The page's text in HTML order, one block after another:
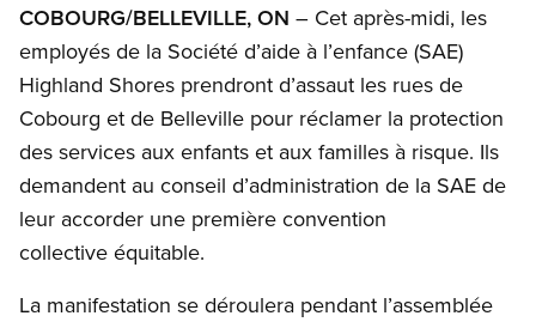
COBOURG/BELLEVILLE, ON – Cet après-midi, les
employés de la Société d’aide à l’enfance (SAE)
Highland Shores prendront d’assaut les rues de
Cobourg et de Belleville pour réclamer la protection
des services aux enfants et aux familles à risque. Ils
demandent au conseil d’administration de la SAE de
leur accorder une première convention
collective équitable.
La manifestation se déroulera pendant l’assemblée